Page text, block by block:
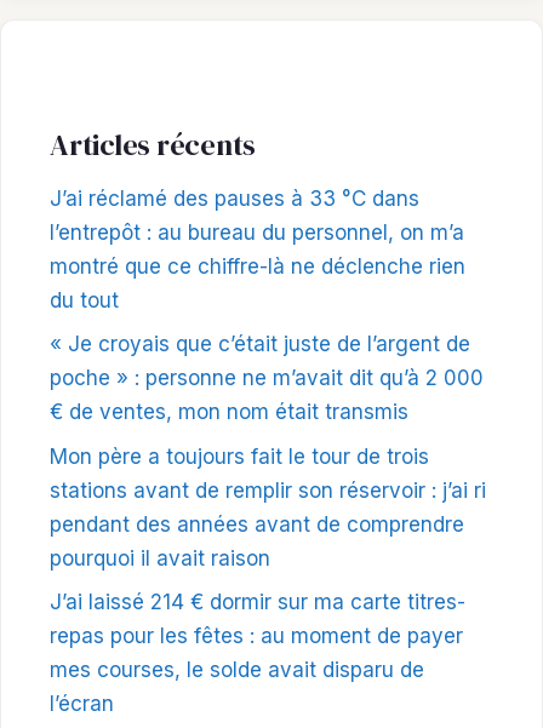
Articles récents
J’ai réclamé des pauses à 33 °C dans
l’entrepôt : au bureau du personnel, on m’a
montré que ce chiffre-là ne déclenche rien
du tout
« Je croyais que c’était juste de l’argent de
poche » : personne ne m’avait dit qu’à 2 000
€ de ventes, mon nom était transmis
Mon père a toujours fait le tour de trois
stations avant de remplir son réservoir : j’ai ri
pendant des années avant de comprendre
pourquoi il avait raison
J’ai laissé 214 € dormir sur ma carte titres-
repas pour les fêtes : au moment de payer
mes courses, le solde avait disparu de
l’écran